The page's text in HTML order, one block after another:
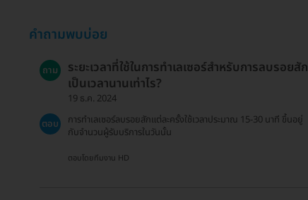
คำถามพบบ่อย
ถาม
ระยะเวลาที่ใช้ในการทำเลเซอร์สำหรับการลบรอยสัก
เป็นเวลานานเท่าไร?
19 ธ.ค. 2024
ตอบ
การทำเลเซอร์ลบรอยสักแต่ละครั้งใช้เวลาประมาณ 15-30 นาที ขึ้นอยู่
กับจำนวนผู้รับบริการในวันนั้น
ตอบโดยทีมงาน HD